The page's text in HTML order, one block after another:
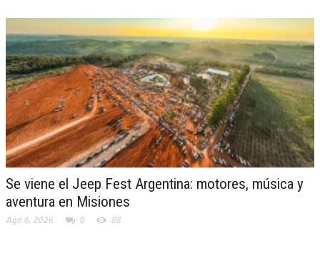
Se viene el Jeep Fest Argentina: motores, música y
aventura en Misiones
Ago 6, 2026 0 88